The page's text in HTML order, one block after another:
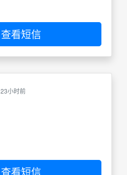
查看短信
23小时前
查看短信